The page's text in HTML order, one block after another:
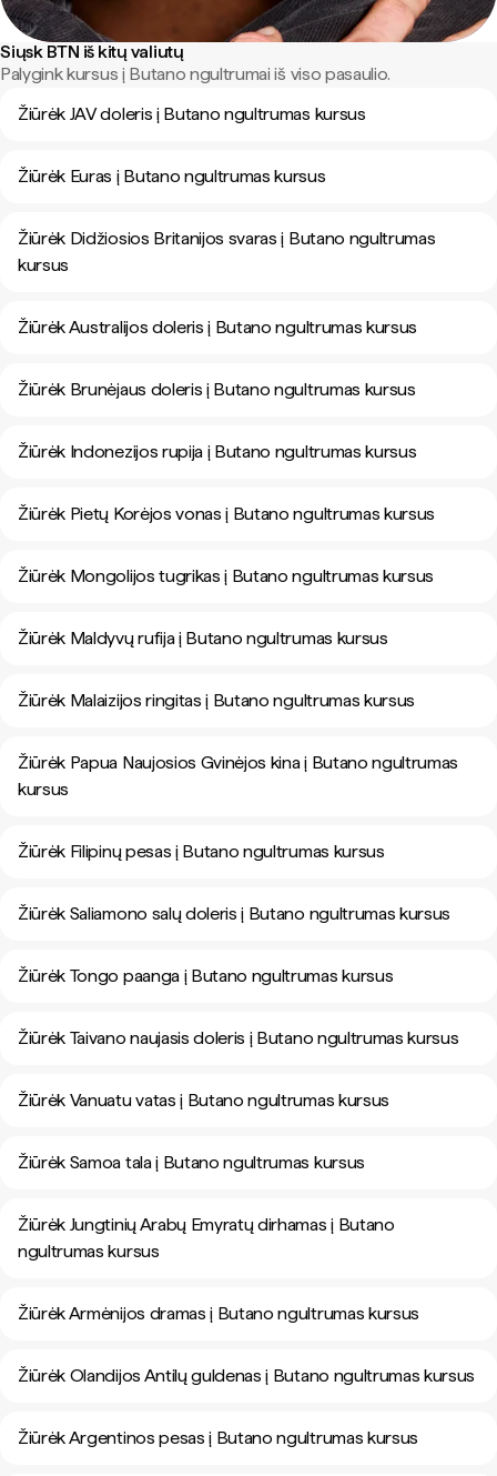
Siųsk BTN iš kitų valiutų
Palygink kursus į Butano ngultrumai iš viso pasaulio.
Žiūrėk JAV doleris į Butano ngultrumas kursus
Žiūrėk Euras į Butano ngultrumas kursus
Žiūrėk Didžiosios Britanijos svaras į Butano ngultrumas
kursus
Žiūrėk Australijos doleris į Butano ngultrumas kursus
Žiūrėk Brunėjaus doleris į Butano ngultrumas kursus
Žiūrėk Indonezijos rupija į Butano ngultrumas kursus
Žiūrėk Pietų Korėjos vonas į Butano ngultrumas kursus
Žiūrėk Mongolijos tugrikas į Butano ngultrumas kursus
Žiūrėk Maldyvų rufija į Butano ngultrumas kursus
Žiūrėk Malaizijos ringitas į Butano ngultrumas kursus
Žiūrėk Papua Naujosios Gvinėjos kina į Butano ngultrumas
kursus
Žiūrėk Filipinų pesas į Butano ngultrumas kursus
Žiūrėk Saliamono salų doleris į Butano ngultrumas kursus
Žiūrėk Tongo paanga į Butano ngultrumas kursus
Žiūrėk Taivano naujasis doleris į Butano ngultrumas kursus
Žiūrėk Vanuatu vatas į Butano ngultrumas kursus
Žiūrėk Samoa tala į Butano ngultrumas kursus
Žiūrėk Jungtinių Arabų Emyratų dirhamas į Butano
ngultrumas kursus
Žiūrėk Armėnijos dramas į Butano ngultrumas kursus
Žiūrėk Olandijos Antilų guldenas į Butano ngultrumas kursus
Žiūrėk Argentinos pesas į Butano ngultrumas kursus